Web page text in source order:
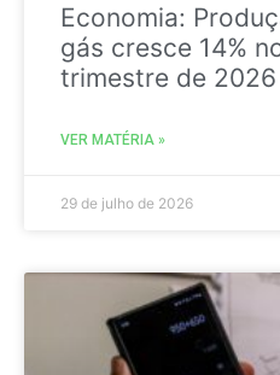
Economia:
gás cresce 14%
trimestre de 2026
VER MATÉRIA »
29 de julho de 2026